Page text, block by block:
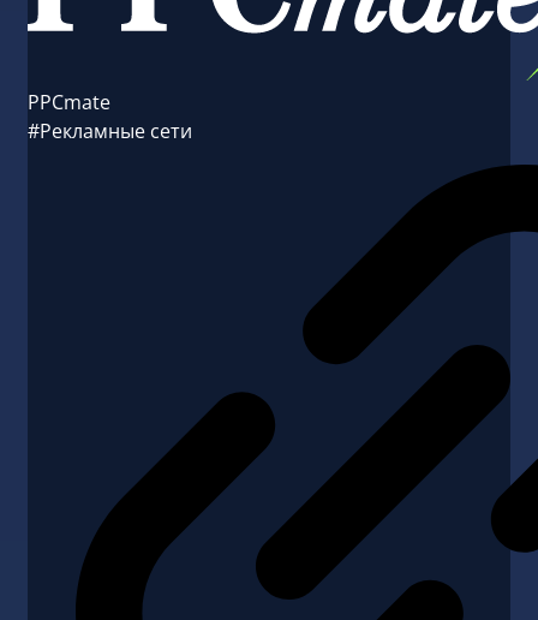
PPCmate
#Рекламные сети